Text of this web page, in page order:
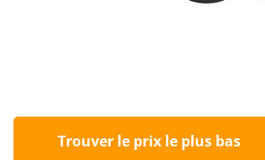
Trouver le prix le plus bas